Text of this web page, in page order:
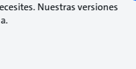
Nuestras versiones